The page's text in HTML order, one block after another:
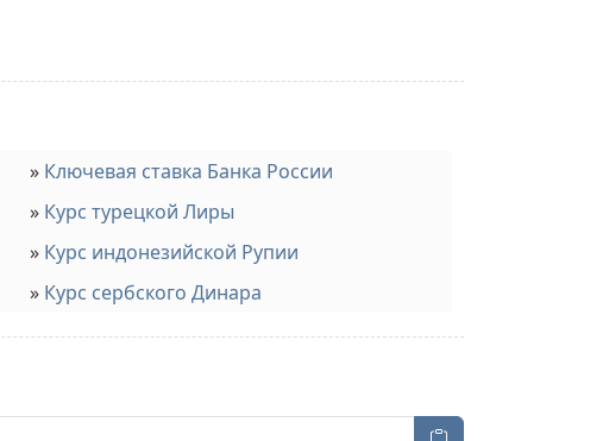
Ключевая ставка Банка России
Курс турецкой Лиры
Курс индонезийской Рупии
Курс сербского Динара